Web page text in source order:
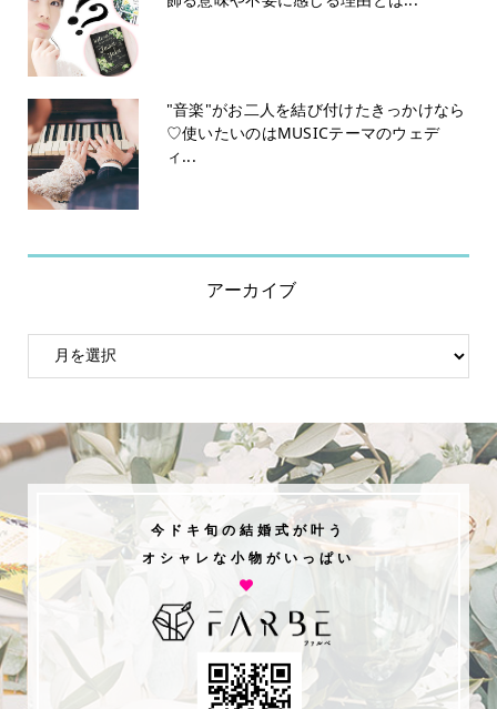
"音楽"がお二人を結び付けたきっかけなら
♡使いたいのはMUSICテーマのウェデ
ィ...
アーカイブ
今ドキ旬の結婚式が叶う
オシャレな小物がいっぱい